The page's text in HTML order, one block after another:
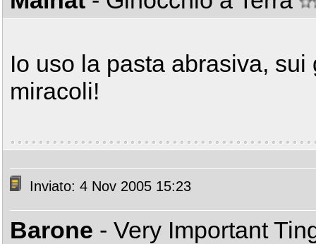
Io uso la pasta abrasiva,
miracoli!
Inviato: 4 Nov 2005 15:23
Barone - Very Important